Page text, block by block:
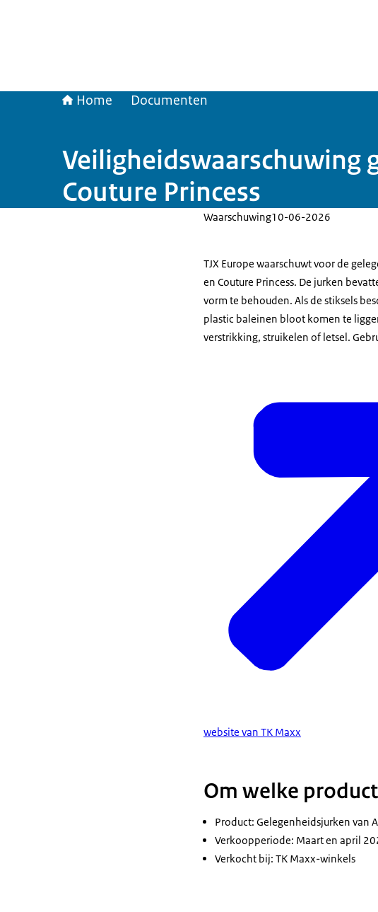
Home Documenten
Veiligheidswaarschuwing
Couture Princess
Waarschuwing10-06-2026
TJX Europe waarschuwt voor de
en Couture Princess. De jurken
vorm te behouden. Als de stiksels
plastic baleinen bloot komen te
verstrikking, struikelen of letsel.
website van TK Maxx
Om welke
Product: Gelegenheidsjurken van
Verkoopperiode: Maart en april
Verkocht bij: TK Maxx-winkels